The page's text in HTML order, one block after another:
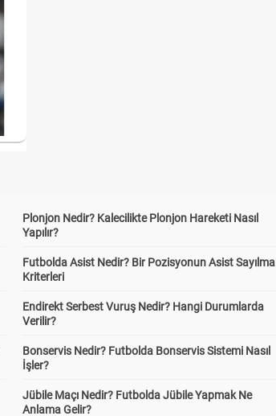
Plonjon Nedir? Kalecilikte Plonjon Hareketi Nasıl
Yapılır?
Futbolda Asist Nedir? Bir Pozisyonun Asist Sayılma
Kriterleri
Endirekt Serbest Vuruş Nedir? Hangi Durumlarda
Verilir?
Bonservis Nedir? Futbolda Bonservis Sistemi Nasıl
İşler?
Jübile Maçı Nedir? Futbolda Jübile Yapmak Ne
Anlama Gelir?